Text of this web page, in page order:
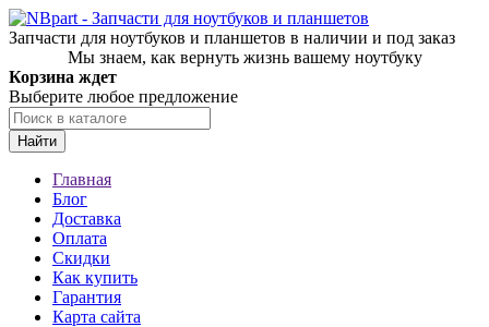
Запчасти для ноутбуков и планшетов в наличии и под заказ
Мы знаем, как вернуть жизнь вашему ноутбуку
Корзина ждет
Выберите любое предложение
Найти
Главная
Блог
Доставка
Оплата
Скидки
Как купить
Гарантия
Карта сайта